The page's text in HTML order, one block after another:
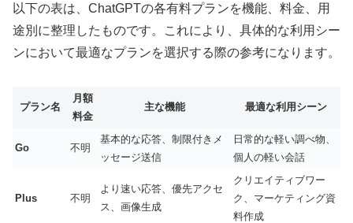
以下の表は、ChatGPTの各有料プランを機能、料金、用
途別に整理したものです。これにより、具体的な利用シー
ンにおいて最適なプランを選択する際の参考になります。
プラン名
月額
料金
主な機能 最適な利用シーン
Go 不明
基本的な応答、制限付きメ
ッセージ送信
日常的な軽い調べ物、
個人の軽い会話
Plus 不明
より速い応答、優先アクセ
ス、画像生成
クリエイティブワー
ク、マーケティング資
料作成